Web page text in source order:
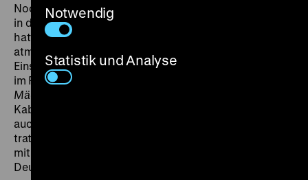
Noch zu Beginn der Saison 1933/34 kamen Komödien
in die Kinos, an denen jüdische Filmkünstler mitgewirkt
hatten und die jenen Geist von Frechheit und Freiheit
atmeten, der den Nazis so verhasst war. Einen
Einschnitt markierte die Berliner Premiere des bereits
im Frühjahr fertiggestellten Films
Mädchen
Kabarettist Max Hansen, der sich in der Vergangenheit
auch über Hitler lustig gemacht hatte, vors Publikum
trat, wurde er von einem Teil der Gäste ausgebuht und
mit faulen Eiern beworfen. Wenig später verließ er
Deutschland.
Notwendig
Statistik und Analyse